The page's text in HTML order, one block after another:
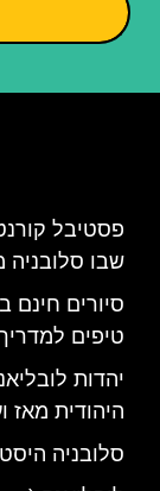
שבו
סיורים חינם
טיפים
יהדות
היהודית מאז
סלובניה